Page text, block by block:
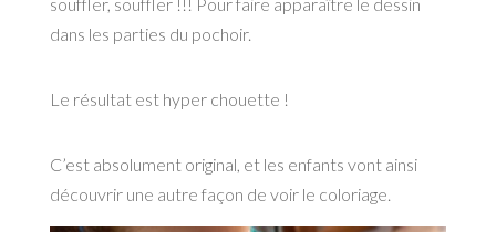
dans les parties du pochoir.
Le résultat est hyper chouette !
C’est absolument original, et les enfants vont ainsi
découvrir une autre façon de voir le coloriage.